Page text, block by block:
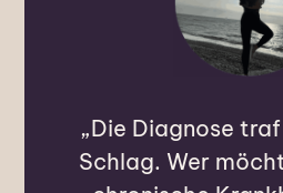
„Die Diagnose
Schlag. Wer